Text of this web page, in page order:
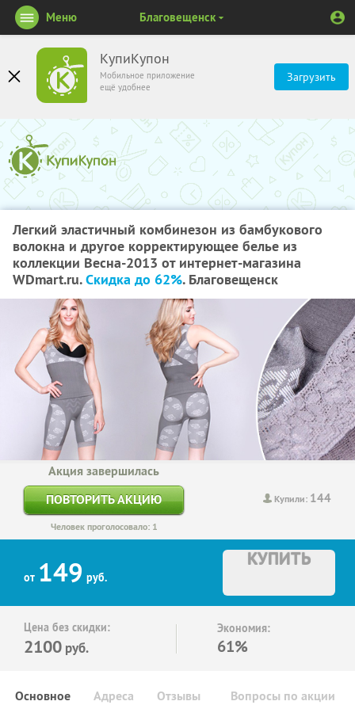
КупиКупон
Мобильное приложение
ещё удобнее
Загрузить
Меню Благовещенск
Легкий эластичный комбинезон из бамбукового
волокна и другое корректирующее белье из
коллекции Весна-2013 от интернет-магазина
WDmart.ru.Скидка до 62%. Благовещенск
Купили: 144
Акция завершилась
ПОВТОРИТЬ АКЦИЮ
Человек проголосовало: 1
от 149 руб.
КУПИТЬ
Цена без скидки:
2100 руб.
Экономия:
61%
Основное Отзывы Вопросы по акции
Адреса